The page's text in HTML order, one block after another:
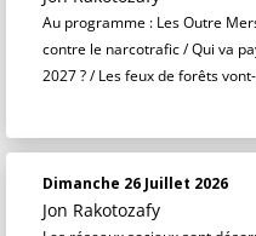
Au programme : Les Outre
contre le narcotrafic / Qui va
2027 ? / Les feux de forêts
Dimanche 26 Juillet 2026
Jon Rakotozafy